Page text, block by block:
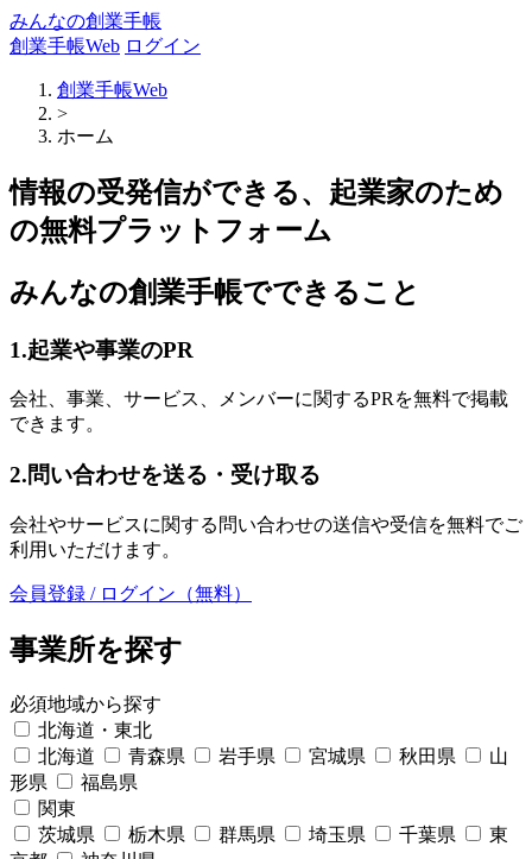
みんなの創業手帳
創業手帳Web ログイン
創業手帳Web
>
ホーム
情報の受発信ができる、起業家のため
の無料プラットフォーム
みんなの創業手帳でできること
1.起業や事業のPR
会社、事業、サービス、メンバーに関するPRを無料で掲載
できます。
2.問い合わせを送る・受け取る
会社やサービスに関する問い合わせの送信や受信を無料でご
利用いただけます。
会員登録 / ログイン（無料）
事業所を探す
必須地域から探す
北海道・東北
北海道
青森県 岩手県 宮城県 秋田県
山
形県
福島県
関東
茨城県
栃木県 群馬県 埼玉県 千葉県
東